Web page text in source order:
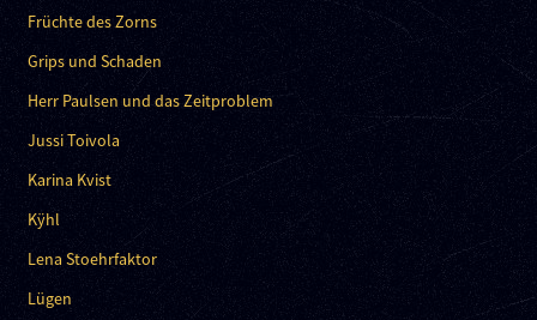
Früchte des Zorns
Grips und Schaden
Herr Paulsen und das Zeitproblem
Jussi Toivola
Karina Kvist
Kÿhl
Lena Stoehrfaktor
Lügen